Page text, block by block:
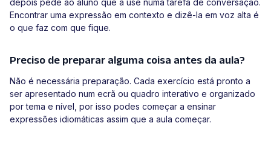
depois pede ao aluno que a use numa tarefa de conversação.
Encontrar uma expressão em contexto e dizê-la em voz alta é
o que faz com que fique.
Preciso de preparar alguma coisa antes da aula?
Não é necessária preparação. Cada exercício está pronto a
ser apresentado num ecrã ou quadro interativo e organizado
por tema e nível, por isso podes começar a ensinar
expressões idiomáticas assim que a aula começar.